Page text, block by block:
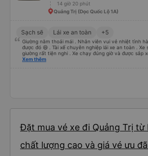
trả lời tại nhà riêng. Điểm cộng: Xe xuất bến và đến
đăng ký. Nhân viên chuyên nghiệp, Nhiệt tình, mình
app Vexere và HK Busline và hãng sẽ ngày phát
14 giờ 20 phút
Quảng Trị (Dọc Quốc Lộ 1A)
Sạch sẽ Lái xe an toàn +5
Giường nằm thoải mái . Nhân viên vui vẻ nhiệt tình
được đó 😆 . Tài xế chuyên nghiệp lái xe an toàn . Xe
giường rất tiện nghi . Xe chạy đúng giờ và được sắp
. Điểm 10 cho hoàng long đỏ 👍
Xem thêm
Đặt mua vé xe đi Quảng Trị từ
chất lượng cao và giá vé ưu